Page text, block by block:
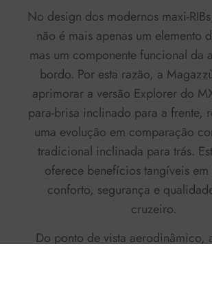
No design dos modernos maxi-
não é mais apenas um elemento
mas um componente funcional da
bordo. Por esta razão, a
aprimorar a versão Explorer do
para-brisa inclinado para a frente,
uma evolução em comparação
tradicional inclinada para trás.
oferece benefícios tangíveis
conforto, segurança e
cruzeiro.
Do ponto de vista aerodinâmico,